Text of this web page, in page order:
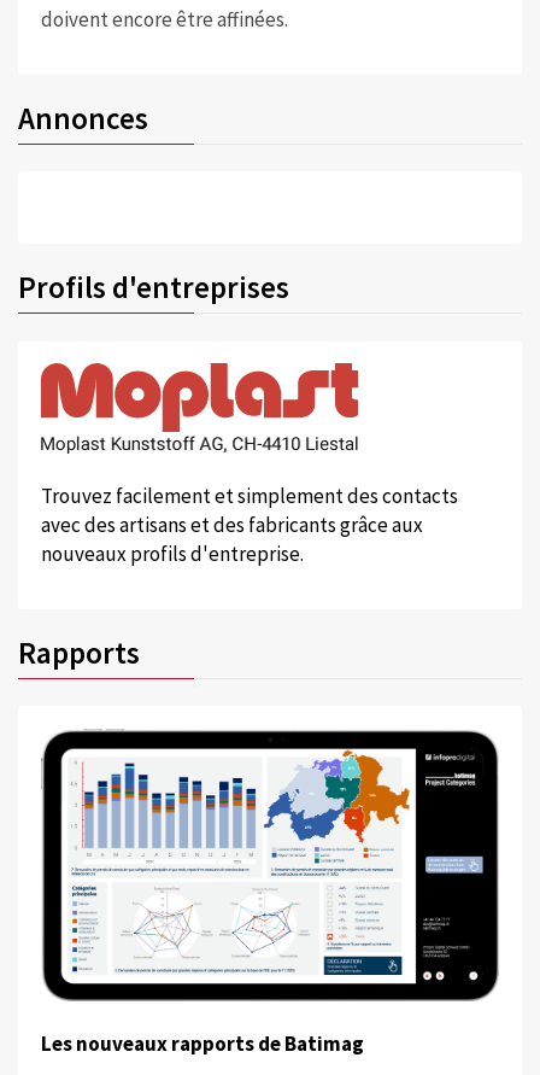
doivent encore être affinées.
Annonces
Profils d'entreprises
Trouvez facilement et simplement des contacts
avec des artisans et des fabricants grâce aux
nouveaux profils d'entreprise.
Rapports
Les nouveaux rapports de Batimag